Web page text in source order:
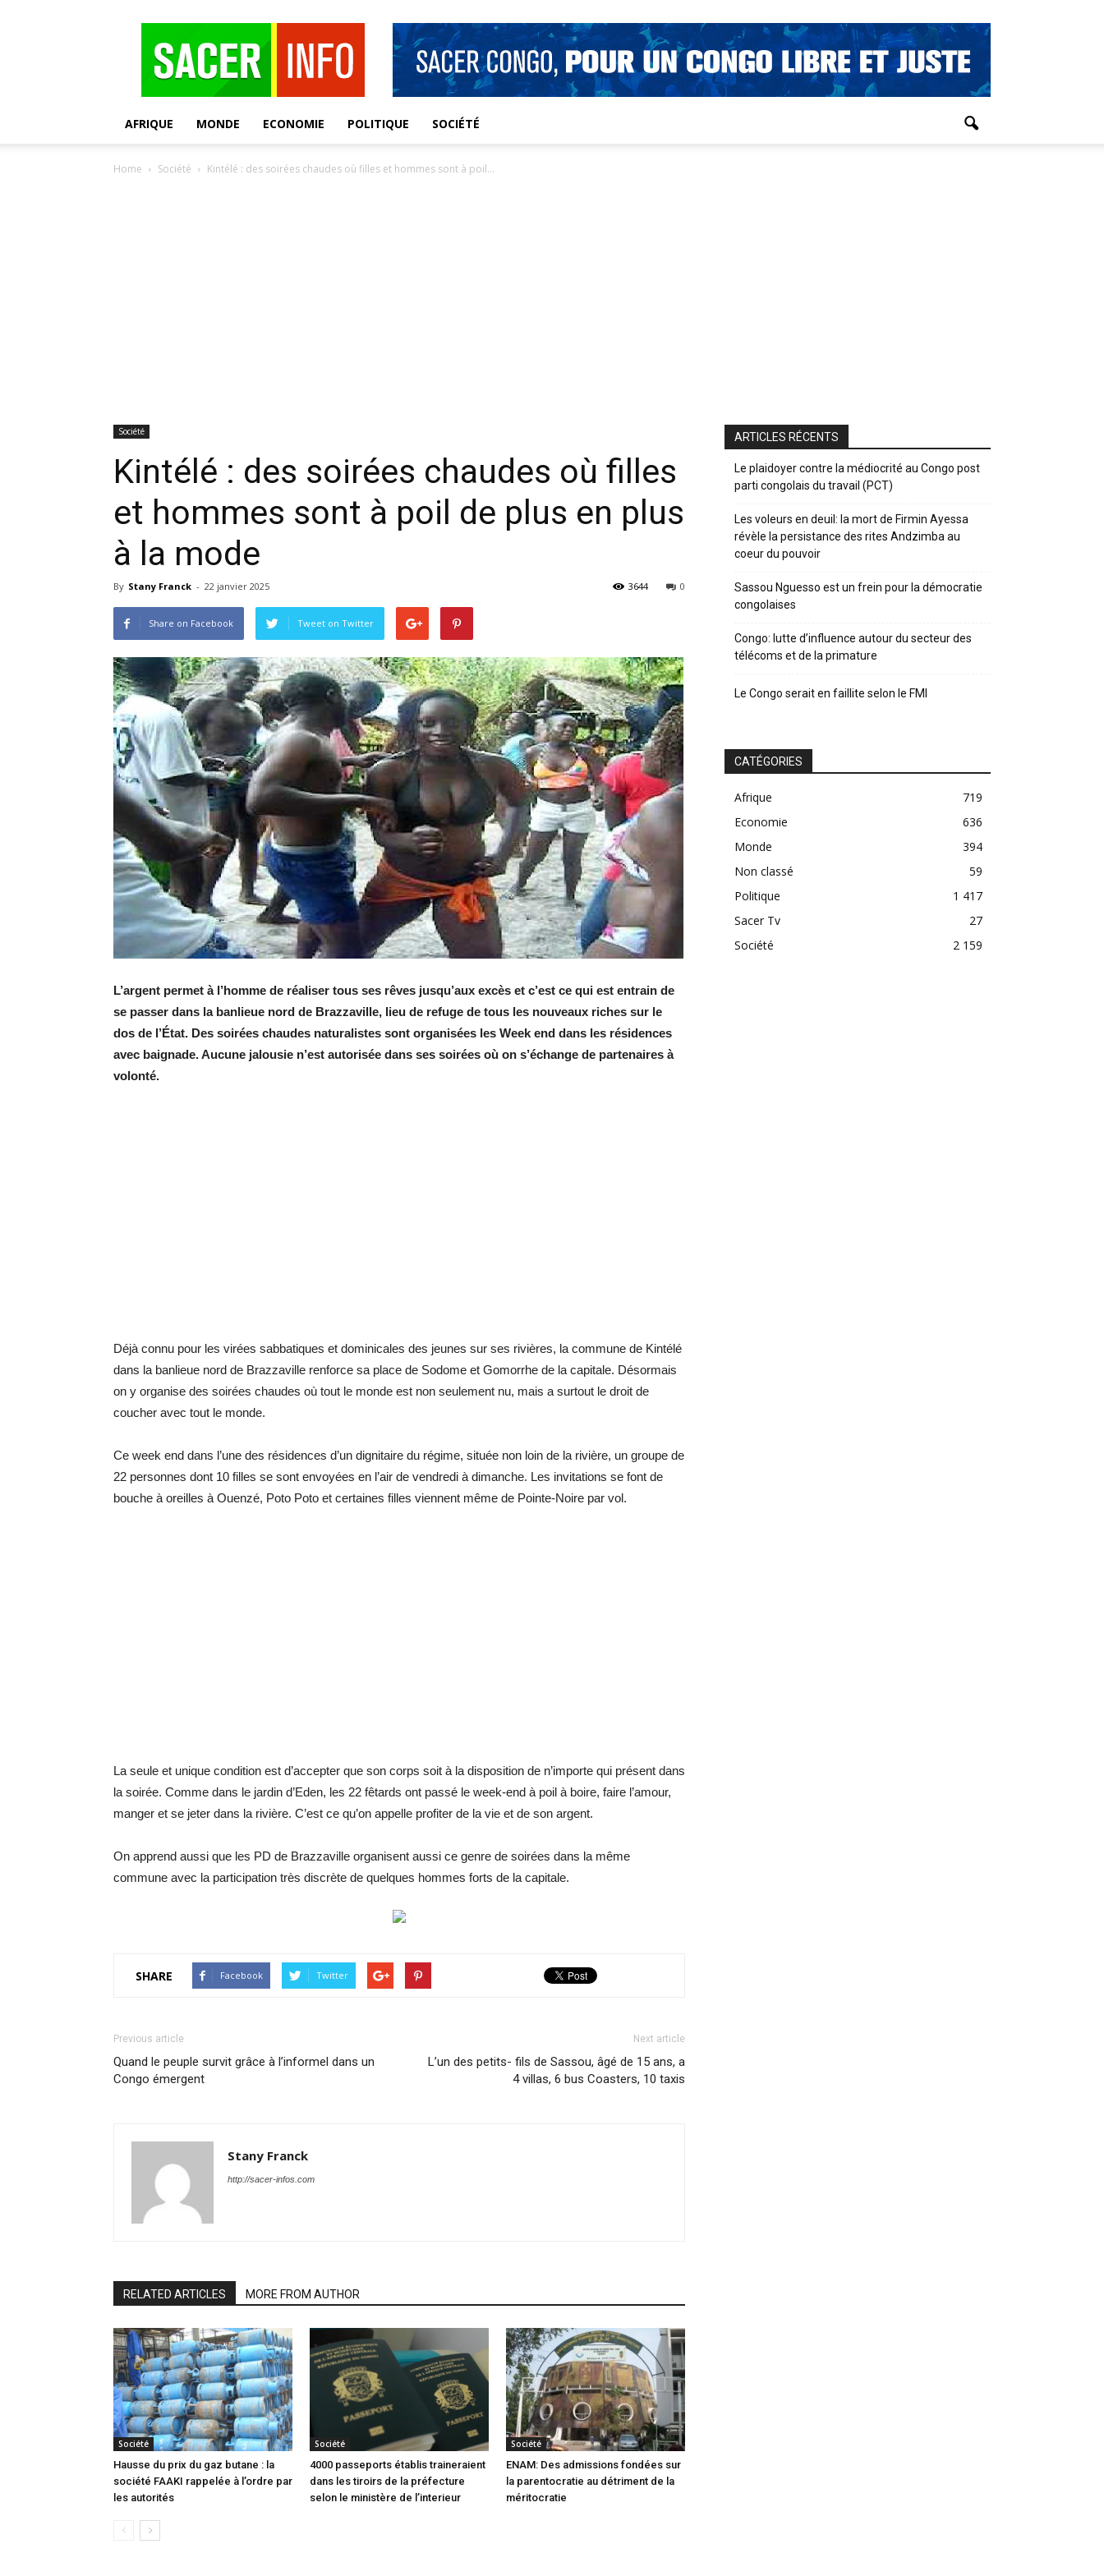
AFRIQUE MONDE ECONOMIE POLITIQUE SOCIÉTÉ
Home Société Kintélé : des soirées chaudes où filles et hommes sont à poil...
Société
Kintélé : des soirées chaudes où filles
et hommes sont à poil de plus en plus
à la mode
By Stany Franck - 22 janvier 2025 0
3644
Share on Facebook Tweet on Twitter
L’argent permet à l’homme de réaliser tous ses rêves jusqu’aux excès et c’est ce qui est entrain de
se passer dans la banlieue nord de Brazzaville, lieu de refuge de tous les nouveaux riches sur le
dos de l’État. Des soirées chaudes naturalistes sont organisées les Week end dans les résidences
avec baignade. Aucune jalousie n’est autorisée dans ses soirées où on s’échange de partenaires à
volonté.
Déjà connu pour les virées sabbatiques et dominicales des jeunes sur ses rivières, la commune de Kintélé
dans la banlieue nord de Brazzaville renforce sa place de Sodome et Gomorrhe de la capitale. Désormais
on y organise des soirées chaudes où tout le monde est non seulement nu, mais a surtout le droit de
coucher avec tout le monde.
Ce week end dans l’une des résidences d’un dignitaire du régime, située non loin de la rivière, un groupe de
22 personnes dont 10 filles se sont envoyées en l’air de vendredi à dimanche. Les invitations se font de
bouche à oreilles à Ouenzé, Poto Poto et certaines filles viennent même de Pointe-Noire par vol.
La seule et unique condition est d’accepter que son corps soit à la disposition de n’importe qui présent dans
la soirée. Comme dans le jardin d’Eden, les 22 fêtards ont passé le week-end à poil à boire, faire l’amour,
manger et se jeter dans la rivière. C’est ce qu’on appelle profiter de la vie et de son argent.
On apprend aussi que les PD de Brazzaville organisent aussi ce genre de soirées dans la même
commune avec la participation très discrète de quelques hommes forts de la capitale.
SHARE Facebook Twitter
Previous article
Quand le peuple survit grâce à l’informel dans un
Congo émergent
Next article
L’un des petits- fils de Sassou, âgé de 15 ans, a
4 villas, 6 bus Coasters, 10 taxis
Stany Franck
http://sacer-infos.com
RELATED ARTICLES MORE FROM AUTHOR
Société
Hausse du prix du gaz butane : la
société FAAKI rappelée à l’ordre par
les autorités
Société
4000 passeports établis traineraient
dans les tiroirs de la préfecture
selon le ministère de l’interieur
Société
ENAM: Des admissions fondées sur
la parentocratie au détriment de la
méritocratie
ARTICLES RÉCENTS
Le plaidoyer contre la médiocrité au Congo post
parti congolais du travail (PCT)
Les voleurs en deuil: la mort de Firmin Ayessa
révèle la persistance des rites Andzimba au
coeur du pouvoir
Sassou Nguesso est un frein pour la démocratie
congolaises
Congo: lutte d’influence autour du secteur des
télécoms et de la primature
Le Congo serait en faillite selon le FMI
CATÉGORIES
Afrique
719
Economie
636
Monde
394
Non classé
59
Politique
1 417
Sacer Tv
27
Société
2 159